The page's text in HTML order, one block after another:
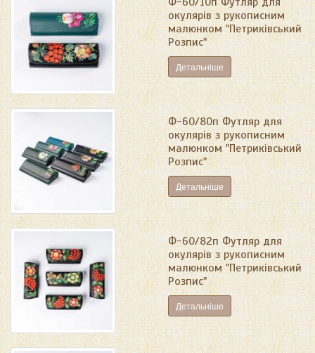
окулярів з рукописним
малюнком "Петриківський
Розпис"
Детальніше
Ф-60/80п Футляр для
окулярів з рукописним
малюнком "Петриківський
Розпис"
Детальніше
Ф-60/82п Футляр для
окулярів з рукописним
малюнком "Петриківський
Розпис"
Детальніше